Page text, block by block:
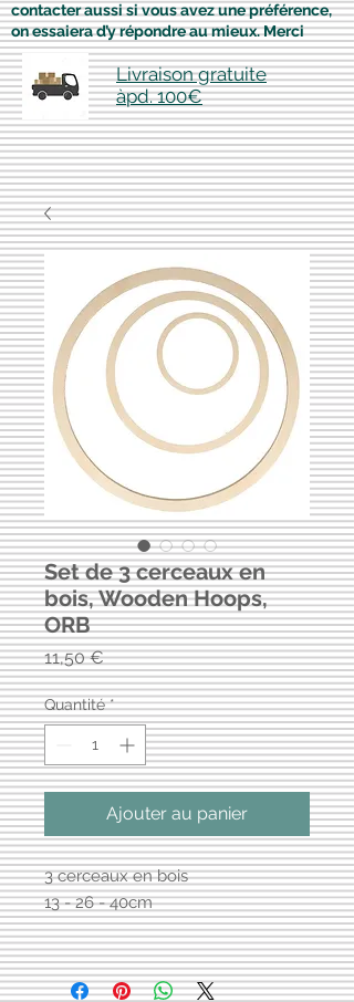
contacter aussi si vous avez une préférence,
on essaiera d’y répondre au mieux. Merci
Livraison gratuite
àpd. 100€
Set de 3 cerceaux en
bois, Wooden Hoops,
ORB
11,50 €Prix
Quantité *
Ajouter au panier
3 cerceaux en bois
13 - 26 - 40cm